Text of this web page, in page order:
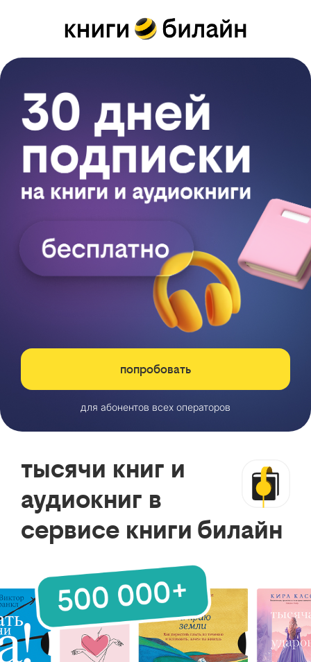
попробовать
для абонентов всех операторов
тысячи книг и
аудиокниг в
сервисе книги билайн